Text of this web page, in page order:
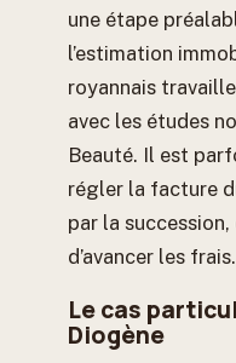
une étape
l’estimation
royannais
avec les études
Beauté. Il est
régler la facture
par la
d’avancer les frais.
Le cas
Diogène